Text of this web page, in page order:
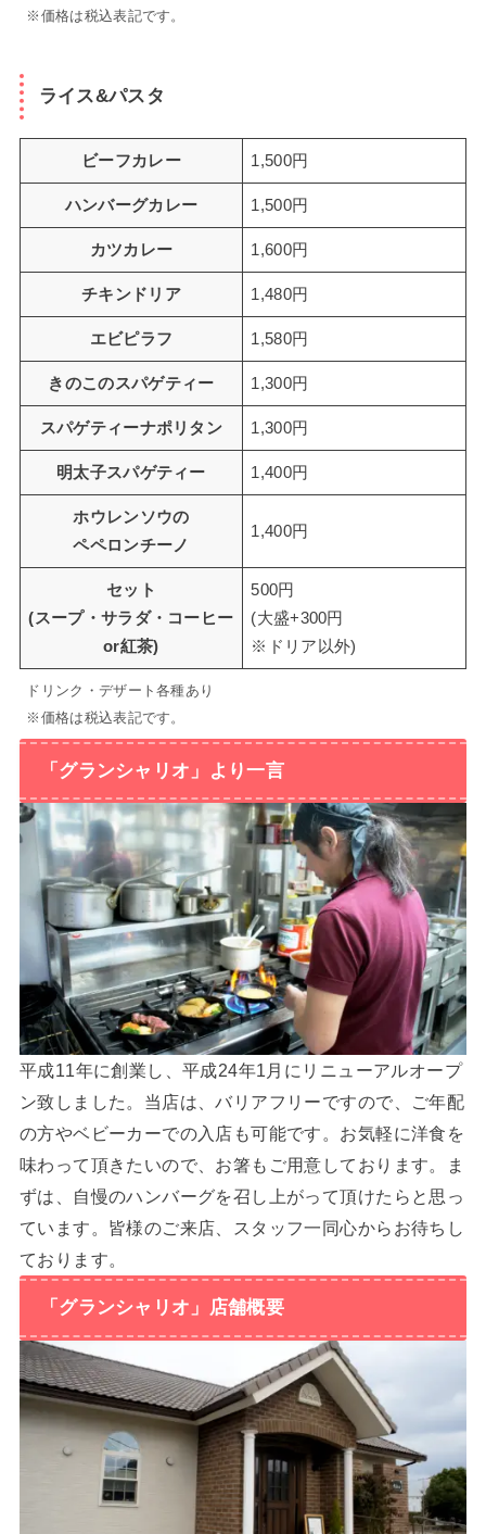
※価格は税込表記です。
ライス&パスタ
ビーフカレー 1,500円
ハンバーグカレー 1,500円
カツカレー 1,600円
チキンドリア 1,480円
エビピラフ 1,580円
きのこのスパゲティー 1,300円
スパゲティーナポリタン 1,300円
明太子スパゲティー 1,400円
ホウレンソウの
ペペロンチーノ
1,400円
セット
(スープ・サラダ・コーヒー
or紅茶)
500円
(大盛+300円
※ドリア以外)
ドリンク・デザート各種あり
※価格は税込表記です。
「グランシャリオ」より一言
平成11年に創業し、平成24年1月にリニューアルオープ
ン致しました。当店は、バリアフリーですので、ご年配
の方やベビーカーでの入店も可能です。お気軽に洋食を
味わって頂きたいので、お箸もご用意しております。ま
ずは、自慢のハンバーグを召し上がって頂けたらと思っ
ています。皆様のご来店、スタッフ一同心からお待ちし
ております。
「グランシャリオ」店舗概要